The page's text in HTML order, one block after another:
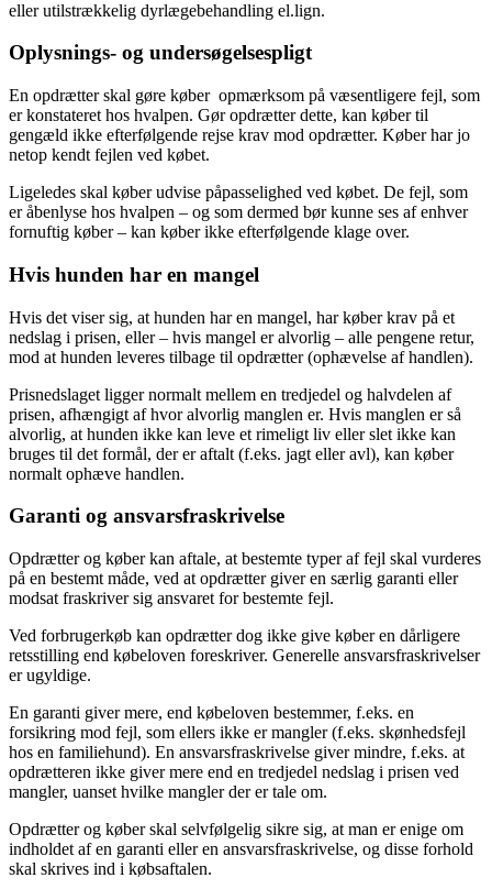
eller utilstrækkelig dyrlægebehandling el.lign.
Oplysnings- og undersøgelsespligt
En opdrætter skal gøre køber opmærksom på væsentligere fejl, som
er konstateret hos hvalpen. Gør opdrætter dette, kan køber til
gengæld ikke efterfølgende rejse krav mod opdrætter. Køber har jo
netop kendt fejlen ved købet.
Ligeledes skal køber udvise påpasselighed ved købet. De fejl, som
er åbenlyse hos hvalpen – og som dermed bør kunne ses af enhver
fornuftig køber – kan køber ikke efterfølgende klage over.
Hvis hunden har en mangel
Hvis det viser sig, at hunden har en mangel, har køber krav på et
nedslag i prisen, eller – hvis mangel er alvorlig – alle pengene retur,
mod at hunden leveres tilbage til opdrætter (ophævelse af handlen).
Prisnedslaget ligger normalt mellem en tredjedel og halvdelen af
prisen, afhængigt af hvor alvorlig manglen er. Hvis manglen er så
alvorlig, at hunden ikke kan leve et rimeligt liv eller slet ikke kan
bruges til det formål, der er aftalt (f.eks. jagt eller avl), kan køber
normalt ophæve handlen.
Garanti og ansvarsfraskrivelse
Opdrætter og køber kan aftale, at bestemte typer af fejl skal vurderes
på en bestemt måde, ved at opdrætter giver en særlig garanti eller
modsat fraskriver sig ansvaret for bestemte fejl.
Ved forbrugerkøb kan opdrætter dog ikke give køber en dårligere
retsstilling end købeloven foreskriver. Generelle ansvarsfraskrivelser
er ugyldige.
En garanti giver mere, end købeloven bestemmer, f.eks. en
forsikring mod fejl, som ellers ikke er mangler (f.eks. skønhedsfejl
hos en familiehund). En ansvarsfraskrivelse giver mindre, f.eks. at
opdrætteren ikke giver mere end en tredjedel nedslag i prisen ved
mangler, uanset hvilke mangler der er tale om.
Opdrætter og køber skal selvfølgelig sikre sig, at man er enige om
indholdet af en garanti eller en ansvarsfraskrivelse, og disse forhold
skal skrives ind i købsaftalen.